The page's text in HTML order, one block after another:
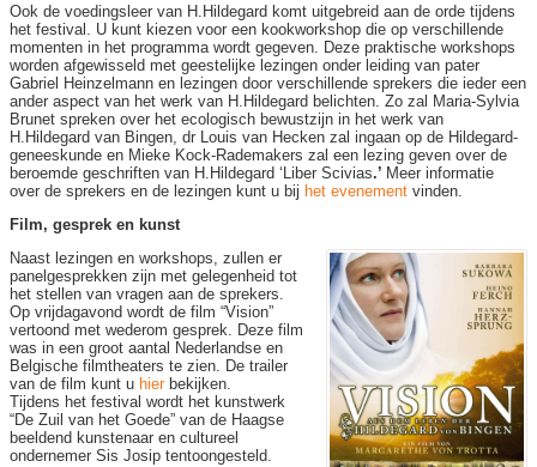
Ook de voedingsleer van H.Hildegard komt uitgebreid aan de orde tijdens
het festival. U kunt kiezen voor een kookworkshop die op verschillende
momenten in het programma wordt gegeven. Deze praktische workshops
worden afgewisseld met geestelijke lezingen onder leiding van pater
Gabriel Heinzelmann en lezingen door verschillende sprekers die ieder een
ander aspect van het werk van H.Hildegard belichten. Zo zal Maria-Sylvia
Brunet spreken over het ecologisch bewustzijn in het werk van
H.Hildegard van Bingen, dr Louis van Hecken zal ingaan op de Hildegard-
geneeskunde en Mieke Kock-Rademakers zal een lezing geven over de
beroemde geschriften van H.Hildegard ‘Liber Scivias.’ Meer informatie
over de sprekers en de lezingen kunt u bij het evenement vinden.
Film, gesprek en kunst
Naast lezingen en workshops, zullen er
panelgesprekken zijn met gelegenheid tot
het stellen van vragen aan de sprekers.
Op vrijdagavond wordt de film “Vision”
vertoond met wederom gesprek. Deze film
was in een groot aantal Nederlandse en
Belgische filmtheaters te zien. De trailer
van de film kunt u hierbekijken.
Tijdens het festival wordt het kunstwerk
“De Zuil van het Goede” van de Haagse
beeldend kunstenaar en cultureel
ondernemer Sis Josip tentoongesteld.